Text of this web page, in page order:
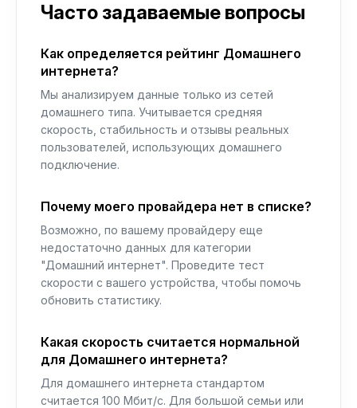
Часто задаваемые вопросы
Как определяется рейтинг Домашнего
интернета?
Мы анализируем данные только из сетей
домашнего типа. Учитывается средняя
скорость, стабильность и отзывы реальных
пользователей, использующих домашнего
подключение.
Почему моего провайдера нет в списке?
Возможно, по вашему провайдеру еще
недостаточно данных для категории
"Домашний интернет". Проведите тест
скорости с вашего устройства, чтобы помочь
обновить статистику.
Какая скорость считается нормальной
для Домашнего интернета?
Для домашнего интернета стандартом
считается 100 Мбит/с. Для большой семьи или